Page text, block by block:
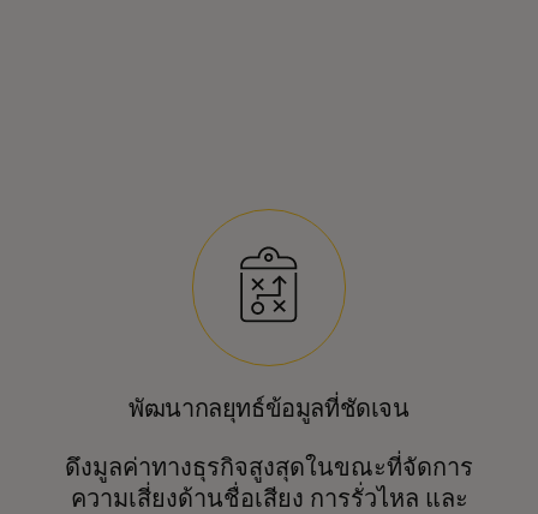
พัฒนากลยุทธ์ข้อมูลที่ชัดเจน
ดึงมูลค่าทางธุรกิจสูงสุดในขณะที่จัดการ
ความเสี่ยงด้านชื่อเสียง การรั่วไหล และ